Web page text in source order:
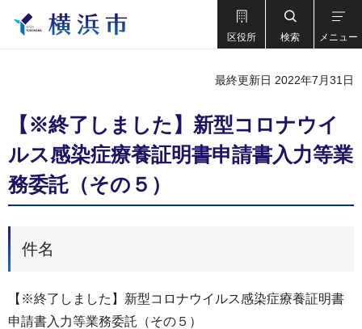
区役所 検索 メニュー
最終更新日 2022年7月31日
【※終了しました】新型コロナウイ
ルス感染症療養証明書申請書入力等業
務委託（その５）
件名
【※終了しました】新型コロナウイルス感染症療養証明書
申請書入力等業務委託（その５）